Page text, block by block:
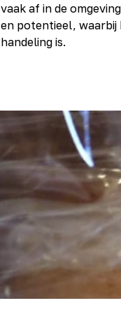
vaak af in de
en potentieel,
handeling is.